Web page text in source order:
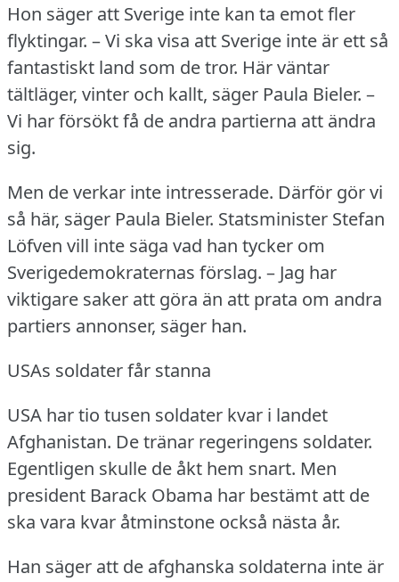
Hon säger att Sverige inte kan ta emot fler
flyktingar. – Vi ska visa att Sverige inte är ett så
fantastiskt land som de tror. Här väntar
tältläger, vinter och kallt, säger Paula Bieler. –
Vi har försökt få de andra partierna att ändra
sig.
Men de verkar inte intresserade. Därför gör vi
så här, säger Paula Bieler. Statsminister Stefan
Löfven vill inte säga vad han tycker om
Sverigedemokraternas förslag. – Jag har
viktigare saker att göra än att prata om andra
partiers annonser, säger han.
USAs soldater får stanna
USA har tio tusen soldater kvar i landet
Afghanistan. De tränar regeringens soldater.
Egentligen skulle de åkt hem snart. Men
president Barack Obama har bestämt att de
ska vara kvar åtminstone också nästa år.
Han säger att de afghanska soldaterna inte är